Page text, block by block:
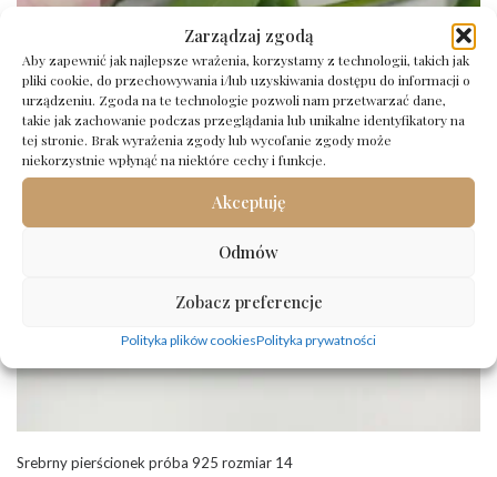
Zarządzaj zgodą
Aby zapewnić jak najlepsze wrażenia, korzystamy z technologii, takich jak
pliki cookie, do przechowywania i/lub uzyskiwania dostępu do informacji o
urządzeniu. Zgoda na te technologie pozwoli nam przetwarzać dane,
takie jak zachowanie podczas przeglądania lub unikalne identyfikatory na
tej stronie. Brak wyrażenia zgody lub wycofanie zgody może
niekorzystnie wpłynąć na niektóre cechy i funkcje.
Akceptuję
Odmów
Zobacz preferencje
Polityka plików cookiesPolityka prywatności
Srebrny pierścionek próba 925 rozmiar 14